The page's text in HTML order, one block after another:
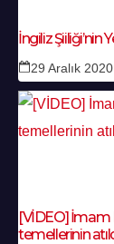
İngiliz Şiiliği’nin
29 Aralık 2020
[VİDEO] İmam
temellerinin